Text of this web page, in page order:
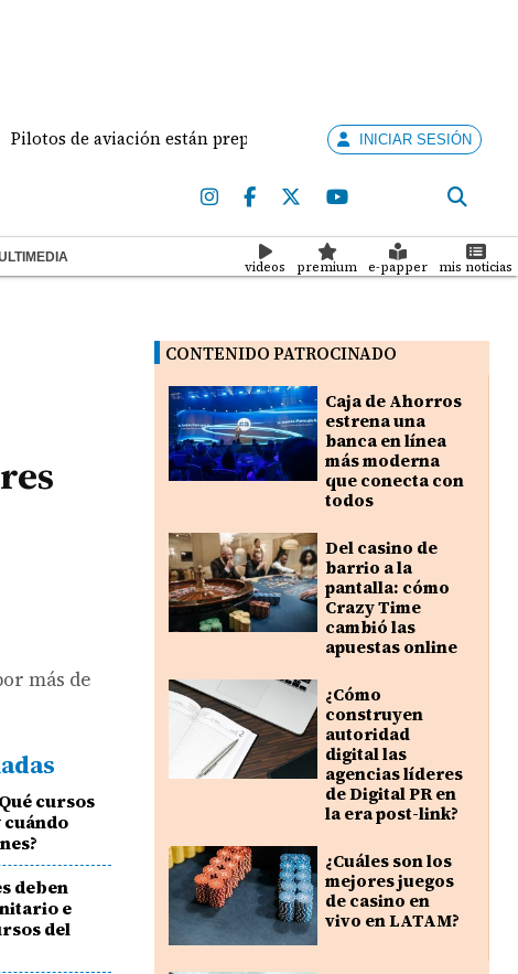
de aviación están preparados para ejercer la docencia
INICIAR SESIÓN
videos premium e-papper mis noticias
más de
cursos
deben
e
del
CONTENIDO PATROCINADO
Caja de Ahorros
estrena una
banca en línea
más moderna
que conecta con
todos
Del casino de
barrio a la
pantalla: cómo
Crazy Time
cambió las
apuestas online
¿Cómo
construyen
autoridad
digital las
agencias líderes
de Digital PR en
la era post-link?
¿Cuáles son los
mejores juegos
de casino en
vivo en LATAM?